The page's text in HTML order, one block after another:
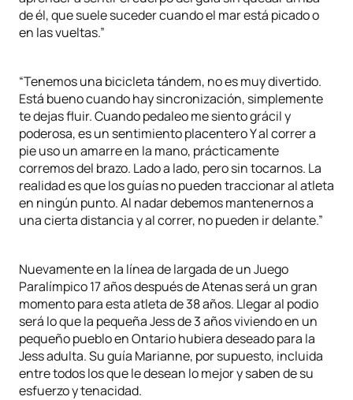
de él, que suele suceder cuando el mar está picado o
en las vueltas.”
“Tenemos una bicicleta tándem, no es muy divertido.
Está bueno cuando hay sincronización, simplemente
te dejas fluir. Cuando pedaleo me siento grácil y
poderosa, es un sentimiento placentero Y al correr a
pie uso un amarre en la mano, prácticamente
corremos del brazo. Lado a lado, pero sin tocarnos. La
realidad es que los guías no pueden traccionar al atleta
en ningún punto. Al nadar debemos mantenernos a
una cierta distancia y al correr, no pueden ir delante.”
Nuevamente en la línea de largada de un Juego
Paralímpico 17 años después de Atenas será un gran
momento para esta atleta de 38 años. Llegar al podio
será lo que la pequeña Jess de 3 años viviendo en un
pequeño pueblo en Ontario hubiera deseado para la
Jess adulta. Su guía Marianne, por supuesto, incluida
entre todos los que le desean lo mejor y saben de su
esfuerzo y tenacidad.